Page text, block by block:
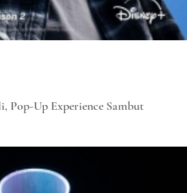
Pop-Up Experience Sambut